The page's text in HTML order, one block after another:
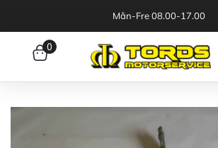
Mån-Fre 08.00-17.00
0